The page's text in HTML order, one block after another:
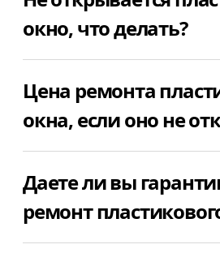
окно, что делать?
Самое лучшее, что можно
мастера для диагностики
пластикового окна. После
приступить к ремонту окна.
+7(812)9563854 и вызовите
пластикового окна MILA (Мила)
качественно.
Цена ремонта
окна, если оно не
открывается, то стоимость
поломки окна. Позвоните
уточните, сколько будет
Даете ли вы
ремонт